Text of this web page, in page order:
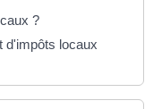
?
d'impôts locaux